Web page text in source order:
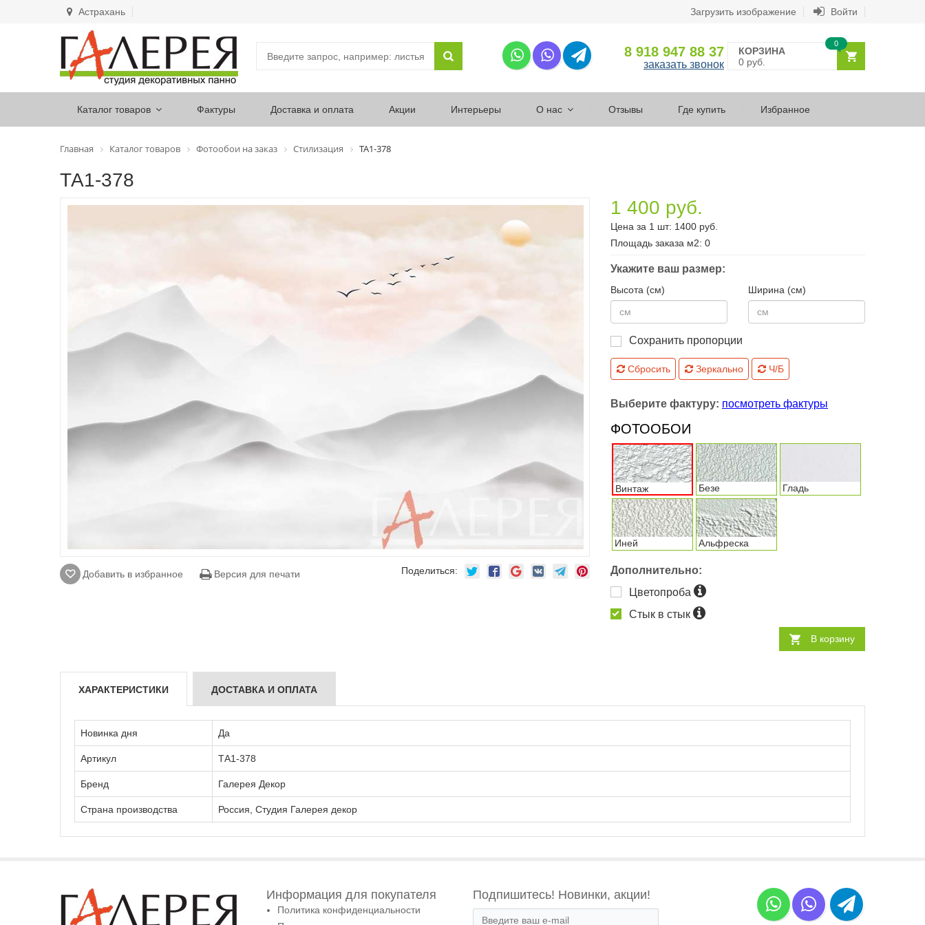
Астрахань Загрузить изображение Войти
8 918 947 88 37
заказать звонок
КОРЗИНА
0 руб.
0
Каталог товаров Фактуры Доставка и оплата Акции Интерьеры О нас Отзывы Где купить Избранное
Главная Каталог товаров Фотообои на заказ Стилизация ТА1-378
ТА1-378
Добавить в избранное Версия для печати Поделиться:
1 400 руб.
Цена за 1 шт: 1400 руб.
Площадь заказа м2: 0
Укажите ваш размер:
Высота (см) Ширина (см)
Сохранить пропорции
Сбросить Зеркально Ч/Б
Выберите фактуру: посмотреть фактуры
ФОТООБОИ
Винтаж Безе Гладь
Иней Альфреска
Дополнительно:
Цветопроба
Стык в стык
В корзину
ХАРАКТЕРИСТИКИ ДОСТАВКА И ОПЛАТА
Новинка дня Да
Артикул ТА1-378
Бренд Галерея Декор
Страна производства Россия, Студия Галерея декор
Информация для покупателя
Политика конфиденциальности
Подпишитесь! Новинки, акции!